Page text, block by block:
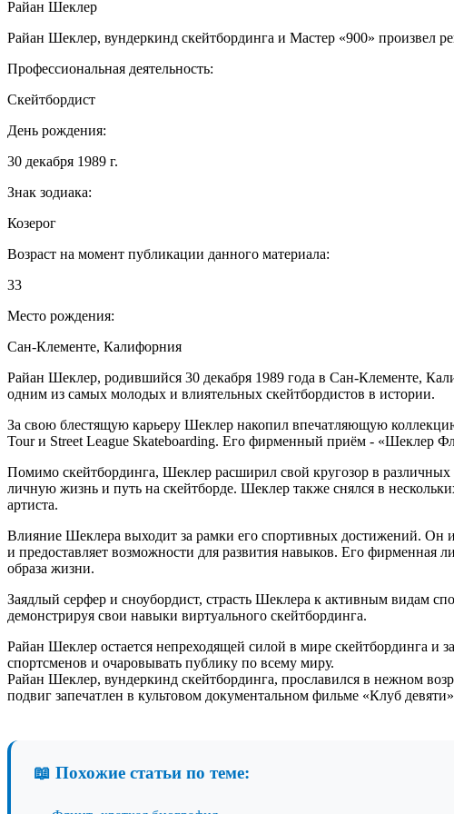
Райан Шеклер
Райан Шеклер, вундеркинд скейтбординга и Мастер «900» произвел
Профессиональная деятельность:
Скейтбордист
День рождения:
30 декабря 1989 г.
Знак зодиака:
Козерог
Возраст на момент публикации данного материала:
33
Место рождения:
Сан-Клементе, Калифорния
Райан Шеклер, родившийся 30 декабря 1989 года в Сан-Клементе,
одним из самых молодых и влиятельных скейтбордистов в истории.
За свою блестящую карьеру Шеклер накопил впечатляющую
Tour и Street League Skateboarding. Его фирменный приём - «Шеклер
Помимо скейтбординга, Шеклер расширил свой кругозор в
личную жизнь и путь на скейтборде. Шеклер также снялся в
артиста.
Влияние Шеклера выходит за рамки его спортивных достижений. Он
и предоставляет возможности для развития навыков. Его фирменная
образа жизни.
Заядлый серфер и сноубордист, страсть Шеклера к активным видам
демонстрируя свои навыки виртуального скейтбординга.
Райан Шеклер остается непреходящей силой в мире скейтбординга и
спортсменов и очаровывать публику по всему миру.
Райан Шеклер, вундеркинд скейтбординга, прославился в нежном
подвиг запечатлен в культовом документальном фильме «Клуб
📖 Похожие статьи по теме: